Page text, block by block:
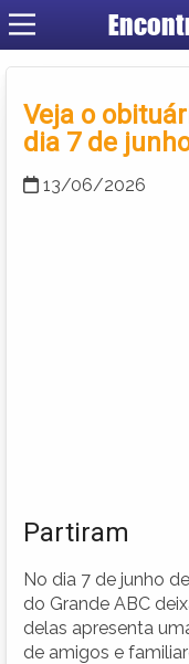
Veja o
dia 7 de
13/06/2026
Partiram
No dia 7 de junho
do Grande ABC
delas apresenta
de amigos e